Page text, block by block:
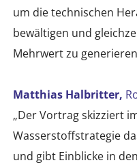
um die technischen
bewältigen und
Mehrwert zu
Matthias Halbritter,
„Der Vortrag skizziert
Wasserstoffstrategie
und gibt Einblicke in